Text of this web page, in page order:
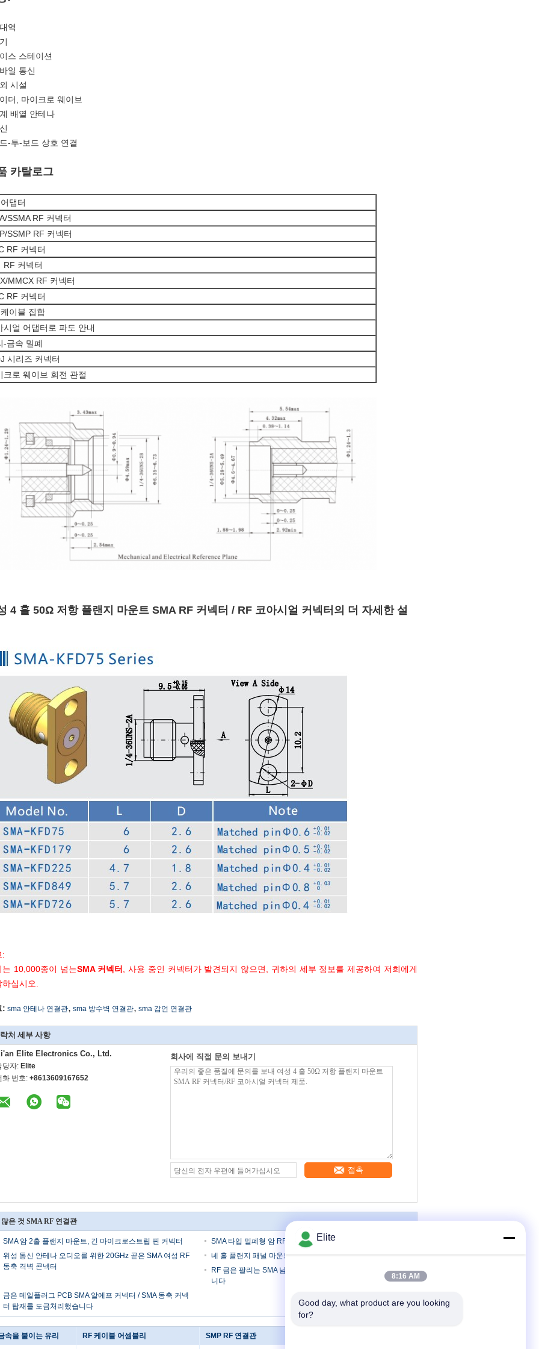
역
스 스테이션
일 통신
시설
더, 마이크로 웨이브
배열 안테나
-투-보드 상호 연결
카탈로그
댑터
SSMA RF 커넥터
SSMP RF 커넥터
RF 커넥터
RF 커넥터
MMCX RF 커넥터
RF 커넥터
이블 집합
시얼 어댑터로 파도 안내
-금속 밀폐
시리즈 커넥터
크로 웨이브 회전 관절
4 홀 50Ω 저항 플랜지 마운트 SMA RF 커넥터 / RF 코아시얼 커넥터의 더 자세한 설
:
는 10,000종이 넘는SMA 커넥터
, 사용 중인 커넥터가 발견되지 않으면, 귀하의 세부 정보를 제공하여 저희에게
십시오.
: sma 안테나 연결관, sma 방수벽 연결관, sma 감언 연결관
처 세부 사항
Elite Electronics Co., Ltd.
당자: Elite
화 번호: +8613609167652
회사에 직접 문의 보내기
접촉
은 것 SMA RF 연결관
SMA 암 2홀 플랜지 마운트, 긴 마이크로스트립 핀 커넥터
SMA 타입 밀폐형 암 RF 커넥터
위성 통신 안테나 오디오를 위한 20GHz 곧은 SMA 여성 RF
동축 격벽 콘넥터
네 홀 플랜지 패널 마운트 50Ω 18GHz SMA 알에프 커넥터
RF 금은 팔리는 SMA 남자 곧은 동축 커넥터를 도금처리했습
니다
금은 메일플러그 PCB SMA 알에프 커넥터 / SMA 동축 커넥
터 탑재를 도금처리했습니다
속을 붙이는 유리 RF 케이블 어셈블리 SMP RF 연결관
Elite
8:16 AM
Good day, what product are you looking
for?